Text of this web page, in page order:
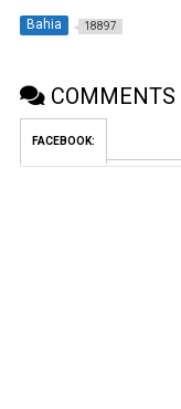
Bahia 18897
COMMENTS
FACEBOOK: